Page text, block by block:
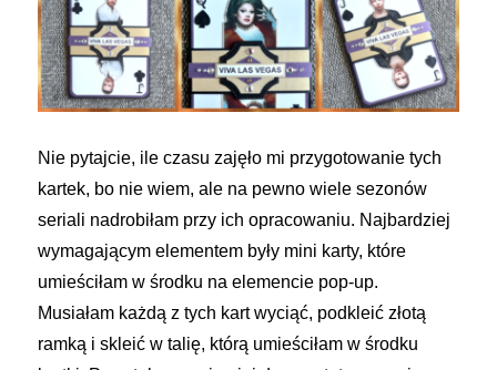
Nie pytajcie, ile czasu zajęło mi przygotowanie tych
kartek, bo nie wiem, ale na pewno wiele sezonów
seriali nadrobiłam przy ich opracowaniu. Najbardziej
wymagającym elementem były mini karty, które
umieściłam w środku na elemencie pop-up.
Musiałam każdą z tych kart wyciąć, podkleić złotą
ramką i skleić w talię, którą umieściłam w środku